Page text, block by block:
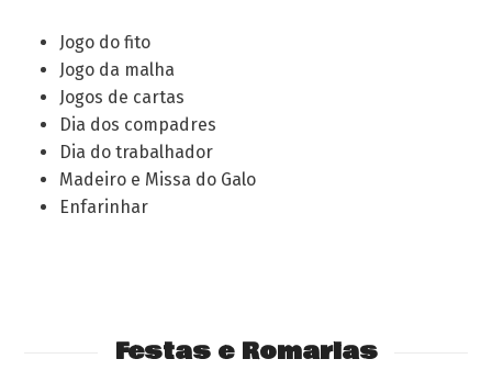
Jogo do fito
Jogo da malha
Jogos de cartas
Dia dos compadres
Dia do trabalhador
Madeiro e Missa do Galo
Enfarinhar
Festas e Romarias